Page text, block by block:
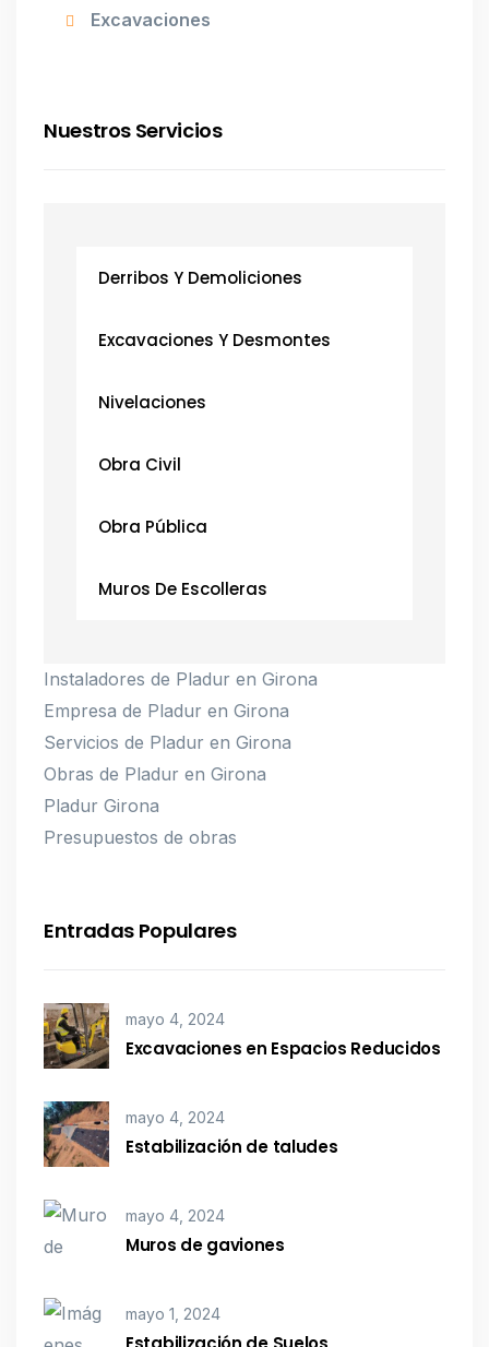
Excavaciones
Nuestros Servicios
Derribos Y Demoliciones
Excavaciones Y Desmontes
Nivelaciones
Obra Civil
Obra Pública
Muros De Escolleras
Instaladores de Pladur en Girona
Empresa de Pladur en Girona
Servicios de Pladur en Girona
Obras de Pladur en Girona
Pladur Girona
Presupuestos de obras
Entradas Populares
mayo 4, 2024
Excavaciones en Espacios Reducidos
mayo 4, 2024
Estabilización de taludes
mayo 4, 2024
Muros de gaviones
mayo 1, 2024